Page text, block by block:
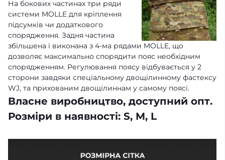
На бокових частинах три ряди
системи MOLLE для кріплення
підсумків чи додаткового
спорядження. Задня частина
збільшена і виконана з 4-ма рядами MOLLE, що
дозволяє максимально спорядити пояс необхідним
спорядженням. Регулювання поясу відбувається у 2
сторони завдяки спеціальному двощілинному фастексу
WJ, та прихованим двощілиннам у самому поясі.
Власне виробництво, доступний опт.
Розміри в наявності: S, M, L